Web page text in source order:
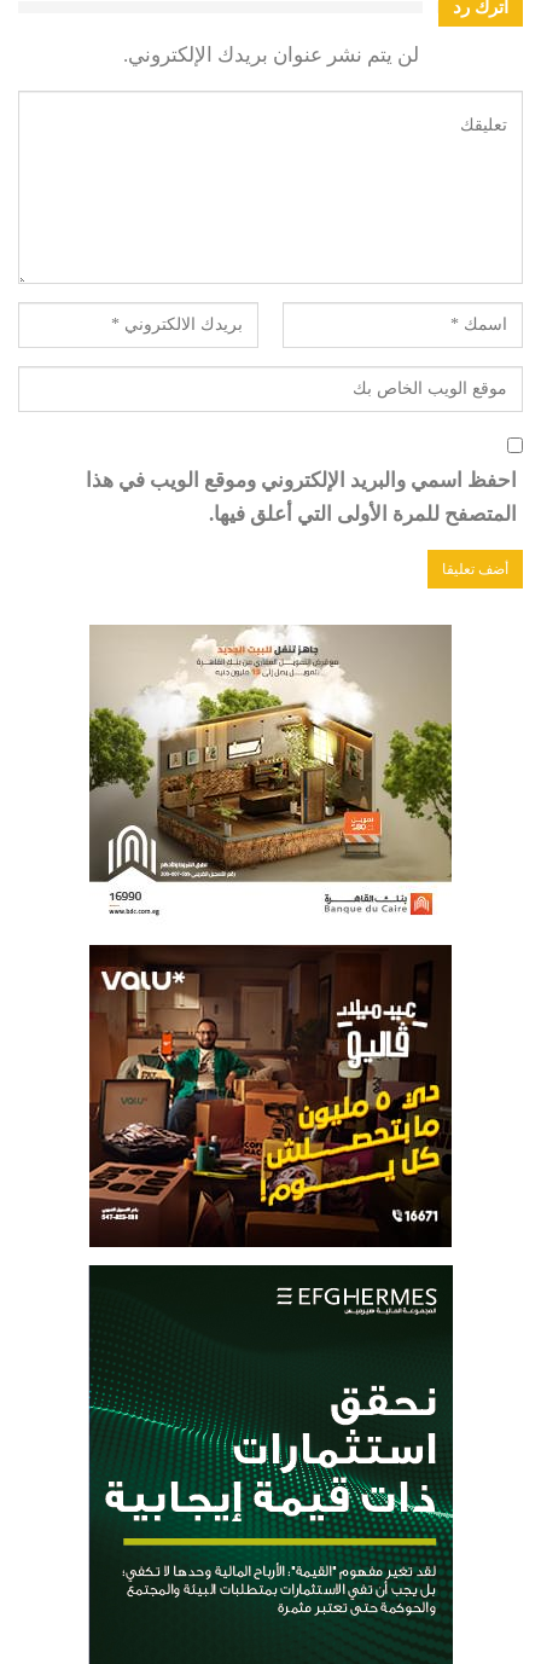
اترك رد
لن يتم نشر عنوان بريدك الإلكتروني.
احفظ اسمي والبريد الإلكتروني وموقع الويب في هذا
المتصفح للمرة الأولى التي أعلق فيها.